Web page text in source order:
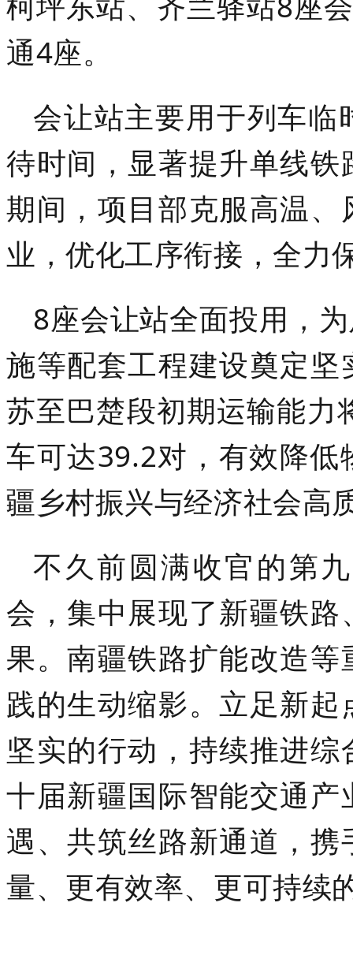
通4座。
会让站主要用于列车
待时间，显著提升单线
期间，项目部克服高温
业，优化工序衔接，全力
8座会让站全面投用，
施等配套工程建设奠定
苏至巴楚段初期运输能力
车可达39.2对，有效降
疆乡村振兴与经济社会高
不久前圆满收官的第
会，集中展现了新疆铁
果。南疆铁路扩能改造
践的生动缩影。立足新
坚实的行动，持续推进
十届新疆国际智能交通
遇、共筑丝路新通道，
量、更有效率、更可持续